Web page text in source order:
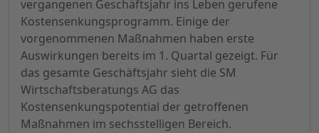
vergangenen Geschäftsjahr ins Leben gerufene
Kostensenkungsprogramm. Einige der
vorgenommenen Maßnahmen haben erste
Auswirkungen bereits im 1. Quartal gezeigt. Für
das gesamte Geschäftsjahr sieht die SM
Wirtschaftsberatungs AG das
Kostensenkungspotential der getroffenen
Maßnahmen im sechsstelligen Bereich.